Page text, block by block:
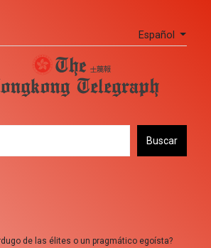
Español
Buscar
de las élites o un pragmático egoísta?